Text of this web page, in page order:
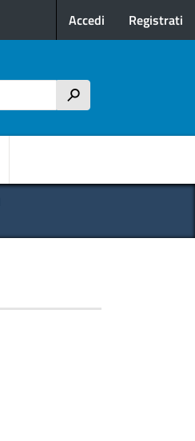
Menu profilo
Accedi Registrati
h